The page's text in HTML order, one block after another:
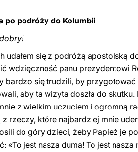
po podróży do Kolumbii
udałem się z podróżą apostolską
wdzięczność panu prezydentowi
bardzo się trudzili, by przygotować
aby ta wizyta doszła do
z wielkim uczuciem i ogromną
rzeczy, które najbardziej mnie
do góry dzieci, żeby Papież je
«To jest nasza duma! To jest